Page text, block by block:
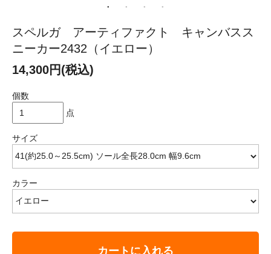
スペルガ アーティファクト キャンバスス
ニーカー2432（イエロー）
14,300円(税込)
個数
点
サイズ
カラー
カートに入れる